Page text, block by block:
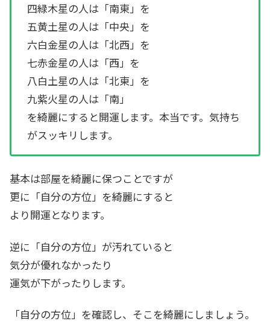
四緑木星の人は「南東」を
五黄土星の人は「中央」を
六白金星の人は「北西」を
七赤金星の人は「西」を
八白土星の人は「北東」を
九紫火星の人は「南」
を綺麗にすると開運します。本当です。気持ち
がスッキリします。
基本は部屋を綺麗に保つことですが
更に「自分の方位」を綺麗にすると
より開運となります。
逆に「自分の方位」が汚れていると
気分が優れなかったり
運気が下がったりします。
「自分の方位」を確認し、そこを綺麗にしましょう。